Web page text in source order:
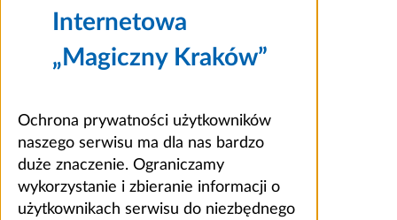
Internetowa
„Magiczny Kraków”
Ochrona prywatności użytkowników
naszego serwisu ma dla nas bardzo
duże znaczenie. Ograniczamy
wykorzystanie i zbieranie informacji o
użytkownikach serwisu do niezbędnego